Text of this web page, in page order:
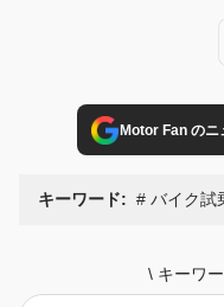
Motor Fan のニ
キーワード: バイク試
\ キーワ